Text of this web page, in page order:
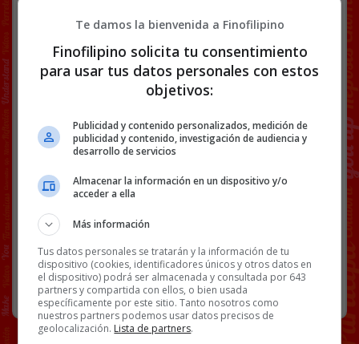
jovenya ha cambiado de nombre
Facebook
Twitter
WhatsApp
Gmail
Copy
BEN AFFLECK LGTBI NOTICIAS
RANDOM 12 ABRIL, 2024
Te damos la bienvenida a Finofilipino
Finofilipino solicita tu consentimiento
para usar tus datos personales con estos
objetivos:
Publicidad y contenido personalizados, medición de
publicidad y contenido, investigación de audiencia y
desarrollo de servicios
Almacenar la información en un dispositivo y/o
acceder a ella
Más información
Tus datos personales se tratarán y la información de tu
dispositivo (cookies, identificadores únicos y otros datos en
el dispositivo) podrá ser almacenada y consultada por 643
partners y compartida con ellos, o bien usada
específicamente por este sitio. Tanto nosotros como
nuestros partners podemos usar datos precisos de
geolocalización. Lista de partners.